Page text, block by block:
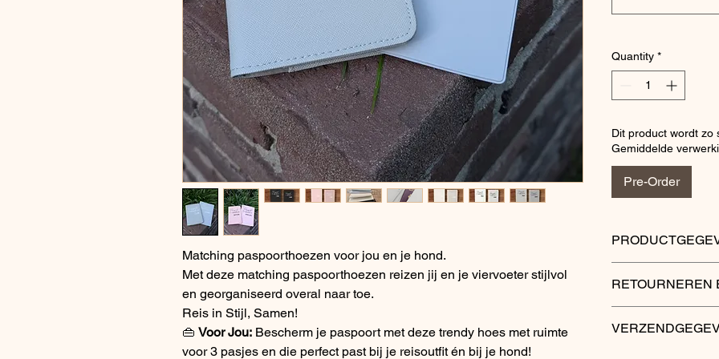
Matching paspoorthoezen voor jou en je hond.
Met deze matching paspoorthoezen reizen jij en je viervoeter stijlvol
en georganiseerd overal naar toe.
Reis in Stijl, Samen!
👜 Voor Jou: Bescherm je paspoort met deze trendy hoes met ruimte
voor 3 pasjes en die perfect past bij je reisoutfit én bij je hond!
Quantity *
Dit product wordt zo
Gemiddelde
Pre-Order
De grootte van het
164mm plano,
RETOURNEREN